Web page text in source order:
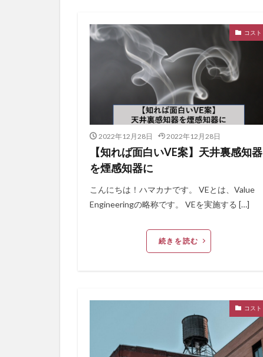
コスト
2022年12月28日 2022年12月28日
【知れば面白いVE案】天井裏感知器
を煙感知器に
こんにちは！ハマカナです。 VEとは、Value
Engineeringの略称です。 VEを実施する […]
続きを読む
コスト